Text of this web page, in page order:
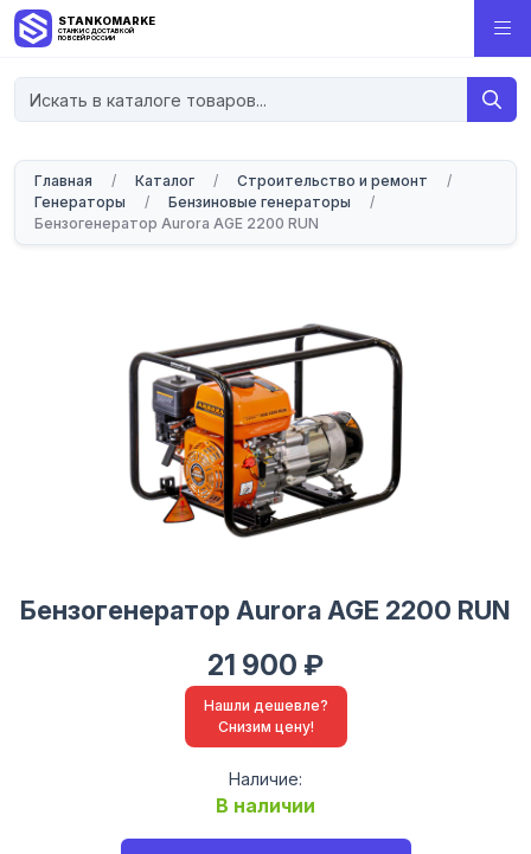
STANKOMARKET
СТАНКИ С ДОСТАВКОЙ
ПО ВСЕЙ РОССИИ
Главная / Каталог / Строительство и ремонт
/
Генераторы
/ Бензиновые генераторы
/
Бензогенератор Aurora AGE 2200 RUN
Бензогенератор Aurora AGE 2200 RUN
21 900 ₽
Нашли дешевле?
Снизим цену!
Наличие:
В наличии